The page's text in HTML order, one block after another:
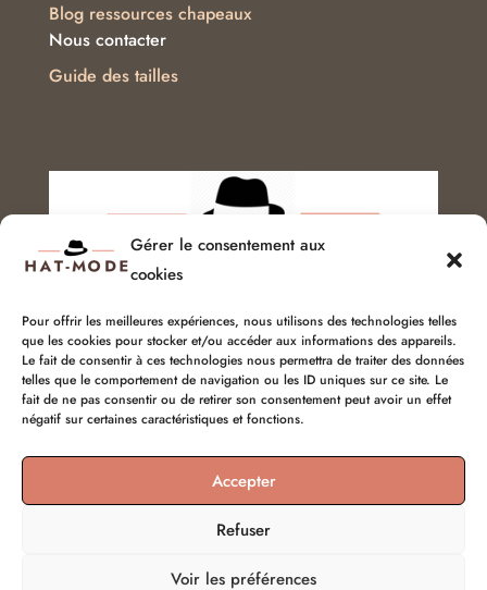
Gérer le consentement aux
cookies
Pour offrir les meilleures expériences, nous utilisons des technologies telles
que les cookies pour stocker et/ou accéder aux informations des appareils.
Le fait de consentir à ces technologies nous permettra de traiter des données
telles que le comportement de navigation ou les ID uniques sur ce site. Le
fait de ne pas consentir ou de retirer son consentement peut avoir un effet
négatif sur certaines caractéristiques et fonctions.
Accepter
Refuser
Voir les préférences
Nous contacter
Blog ressources chapeaux
Guide des tailles
Service client :
06 51 04 04 85
chapellerie@hat-mode.com